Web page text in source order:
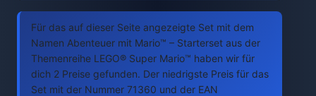
Für das auf dieser Seite angezeigte Set mit dem
Namen Abenteuer mit Mario™ – Starterset aus der
Themenreihe LEGO® Super Mario™ haben wir für
dich 2 Preise gefunden. Der niedrigste Preis für das
Set mit der Nummer 71360 und der EAN